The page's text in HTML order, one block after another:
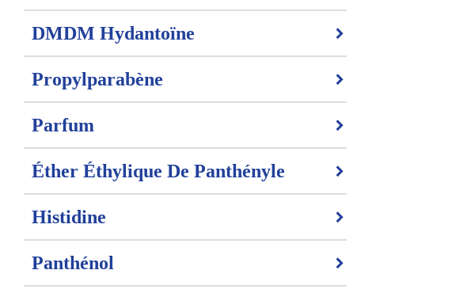
DMDM Hydantoïne
Propylparabène
Parfum
Éther Éthylique De Panthényle
Histidine
Panthénol